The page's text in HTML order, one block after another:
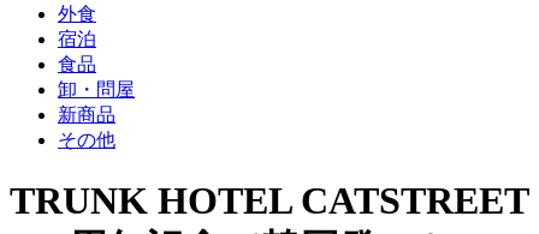
外食
宿泊
食品
卸・問屋
新商品
その他
TRUNK HOTEL CATSTREET